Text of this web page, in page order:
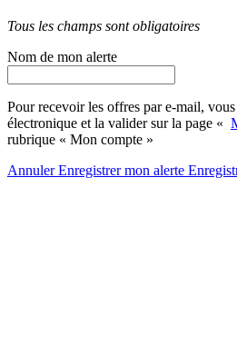
Tous les champs sont obligatoires
Nom de mon alerte
Pour recevoir les offres par e-mail,
électronique et la valider sur la page «
rubrique « Mon compte »
AnnulerEnregistrer mon alerte